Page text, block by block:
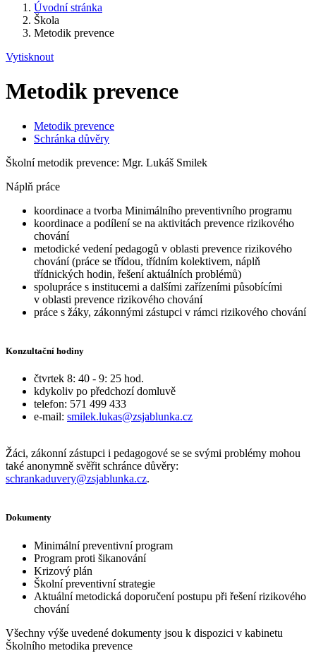
Úvodní stránka
Škola
Metodik prevence
Vytisknout
Metodik prevence
Metodik prevence
Schránka důvěry
Školní metodik prevence: Mgr. Lukáš Smilek
Náplň práce
koordinace a tvorba Minimálního preventivního programu
koordinace a podílení se na aktivitách prevence rizikového
chování
metodické vedení pedagogů v oblasti prevence rizikového
chování (práce se třídou, třídním kolektivem, náplň
třídnických hodin, řešení aktuálních problémů)
spolupráce s institucemi a dalšími zařízeními působícími
v oblasti prevence rizikového chování
práce s žáky, zákonnými zástupci v rámci rizikového chování
Konzultační hodiny
čtvrtek 8: 40 - 9: 25 hod.
kdykoliv po předchozí domluvě
telefon: 571 499 433
e-mail: smilek.lukas@zsjablunka.cz
Žáci, zákonní zástupci i pedagogové se se svými problémy mohou
také anonymně svěřit schránce důvěry:
schrankaduvery@zsjablunka.cz.
Dokumenty
Minimální preventivní program
Program proti šikanování
Krizový plán
Školní preventivní strategie
Aktuální metodická doporučení postupu při řešení rizikového
chování
Všechny výše uvedené dokumenty jsou k dispozici v kabinetu
Školního metodika prevence